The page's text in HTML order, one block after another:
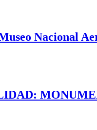
Nacional